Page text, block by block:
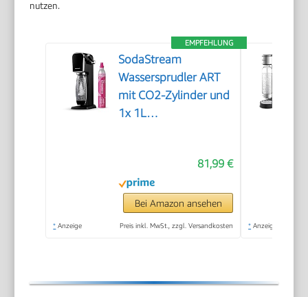
nutzen.
EMPFEHLUNG
SodaStream
Wassersprudler ART
mit CO2-Zylinder und
1x 1L
Höhe 44cm, Schwarz,
44 cm
81,99 €
Bei Amazon ansehen
* Anzeige Preis inkl. MwSt., zzgl. Versandkosten * Anzeige